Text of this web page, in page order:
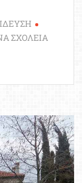
ΣΧΟΛΕΙΑ